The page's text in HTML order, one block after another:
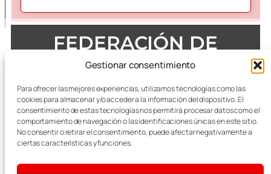
Gestionar consentimiento
Para ofrecer las mejores experiencias, utilizamos tecnologías como las
cookies para almacenar y/o acceder a la información del dispositivo. El
consentimiento de estas tecnologías nos permitirá procesar datos como el
comportamiento de navegación o las identificaciones únicas en este sitio.
No consentir o retirar el consentimiento, puede afectar negativamente a
ciertas características y funciones.
FEDERACIÓN DE
EMPRESAS DEL METAL
DE ZARAGOZA
Todas las referencias terminológicas de género que se
mencionan a lo largo de las publicaciones, se considerarán
alusivas al masculino y femenino indistintamente.